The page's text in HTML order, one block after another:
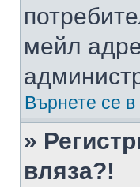
мейл
Върнете се в
»
вляза?!